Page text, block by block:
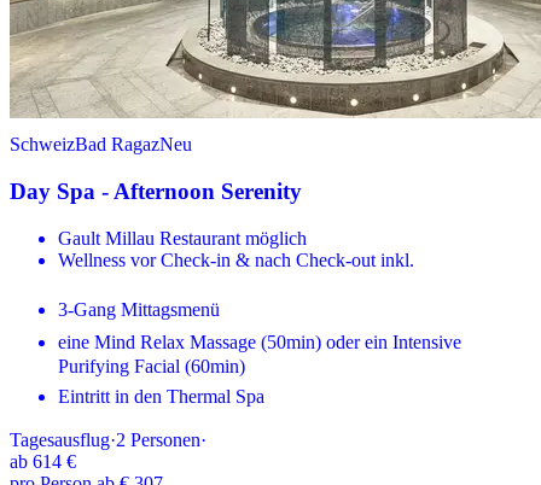
SchweizBad RagazNeu
Day Spa - Afternoon Serenity
Gault Millau Restaurant möglich
Wellness vor Check-in & nach Check-out inkl.
3-Gang Mittagsmenü
eine Mind Relax Massage (50min) oder ein Intensive
Purifying Facial (60min)
Eintritt in den Thermal Spa
Tagesausflug·2 Personen·
ab 614 €